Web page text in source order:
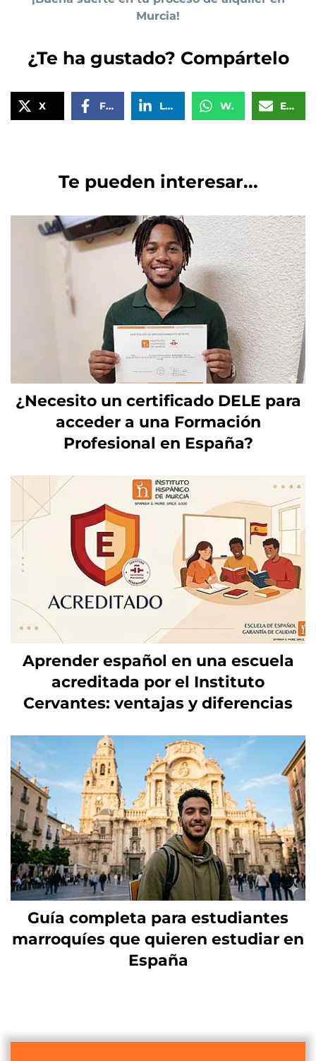
Murcia!
¿Te ha gustado? Compártelo
X Facebook LinkedIn WhatsApp Email
Te pueden interesar...
¿Necesito un certificado DELE para
acceder a una Formación
Profesional en España?
Aprender español en una escuela
acreditada por el Instituto
Cervantes: ventajas y diferencias
Guía completa para estudiantes
marroquíes que quieren estudiar en
España